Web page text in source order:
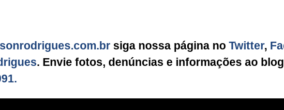
siga nossa página no Twitter,
. Envie fotos, denúncias e informações ao